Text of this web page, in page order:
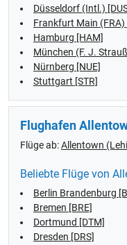
Düsseldorf (Intl.)
Frankfurt Main (FRA)
Hamburg [HAM]
München (F. J.
Nürnberg [NUE]
Stuttgart [STR]
Flughafen
Flüge ab:Allentown
Beliebte Flüge von
Berlin Brandenburg
Bremen [BRE]
Dortmund [DTM]
Dresden [DRS]